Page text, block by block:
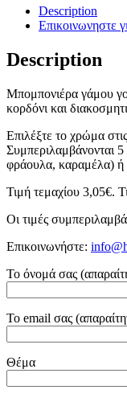
Description
Επικοινωνηστε
Description
Μπομπονιέρα γάμου
κορδόνι και
Επιλέξτε το χρώμα
Συμπεριλαμβάνονται
φράουλα, καραμέλα) ή
Τιμή τεμαχίου 3,05€.
Οι τιμές
Επικοινωνήστε:
Το όνομά σας
Το email σας
Θέμα